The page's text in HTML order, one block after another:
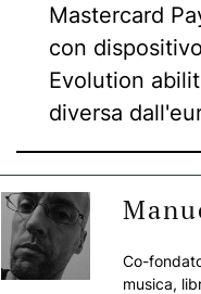
Mastercard
con
Evolution
diversa
Co-
musica,